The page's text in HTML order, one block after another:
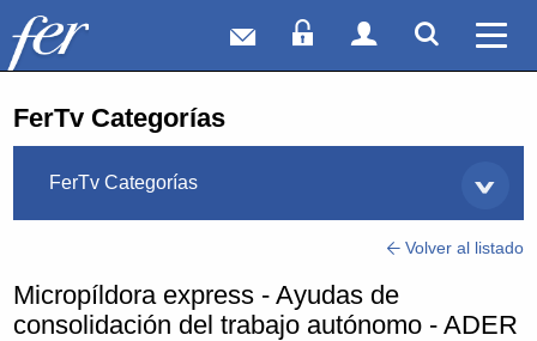
Correo webAcceso Socios
Acceso
FerTv Categorías
FerTv Categorías
Volver al listado
Micropíldora express - Ayudas de
consolidación del trabajo autónomo - ADER